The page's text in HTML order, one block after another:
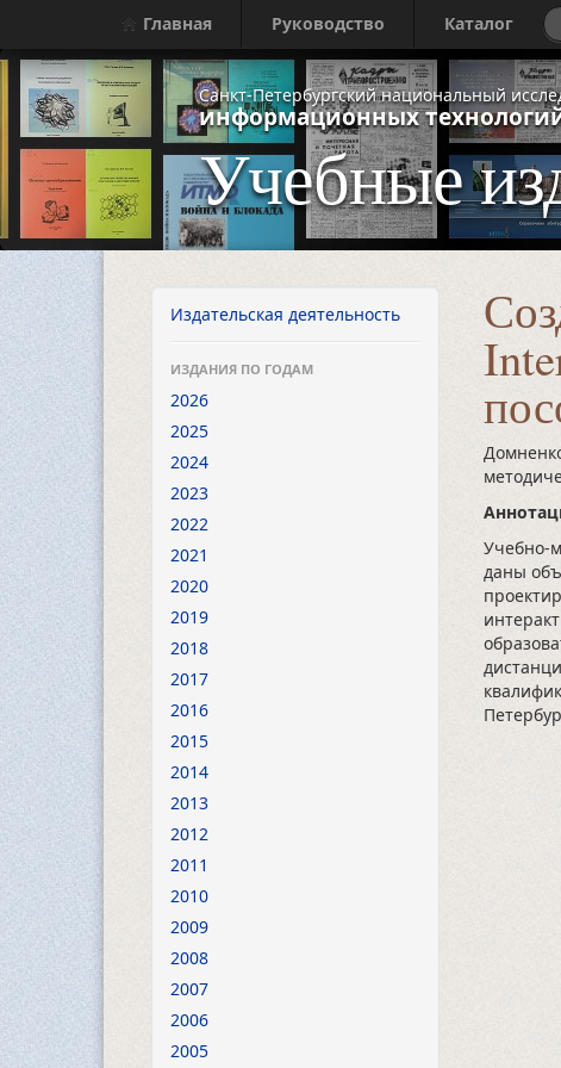
Главная Руководство Каталог
Санкт-Петербургский национальный
информационных
Учебные
Издательская деятельность
ИЗДАНИЯ ПО ГОДАМ
2026
2025
2024
2023
2022
2021
2020
2019
2018
2017
2016
2015
2014
2013
2012
2011
2010
2009
2008
2007
2006
2005
Учебно-
даны